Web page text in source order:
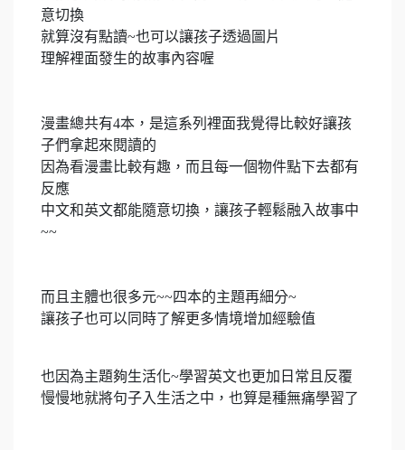
意切換
就算沒有點讀~也可以讓孩子透過圖片
理解裡面發生的故事內容喔
漫畫總共有4本，是這系列裡面我覺得比較好讓孩
子們拿起來閱讀的
因為看漫畫比較有趣，而且每一個物件點下去都有
反應
中文和英文都能隨意切換，讓孩子輕鬆融入故事中
~~
而且主體也很多元~~四本的主題再細分~
讓孩子也可以同時了解更多情境增加經驗值
也因為主題夠生活化~學習英文也更加日常且反覆
慢慢地就將句子入生活之中，也算是種無痛學習了